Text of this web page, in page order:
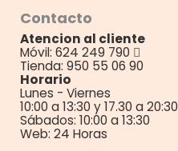
Contacto
Atencion al cliente
Móvil: 624 249 790
Tienda: 950 55 06 90
Horario
Lunes - Viernes
10:00 a 13:30 y 17.30 a 20:30
Sábados: 10:00 a 13:30
Web: 24 Horas